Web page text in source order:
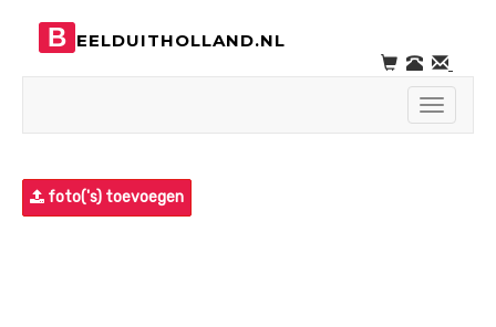
B EELDUITHOLLAND.NL
Toggle
foto('s) toevoegen